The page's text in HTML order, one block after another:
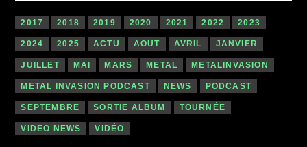
2017 2018 2019 2020 2021 2022 2023
2024 2025 ACTU AOUT AVRIL JANVIER
JUILLET MAI MARS METAL METALINVASION
METAL INVASION PODCAST NEWS PODCAST
SEPTEMBRE SORTIE ALBUM TOURNÉE
VIDEO NEWS VIDÉO